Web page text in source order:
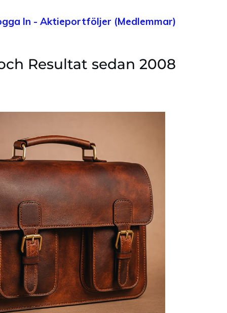
In - Aktieportföljer (Medlemmar)
Resultat sedan 2008